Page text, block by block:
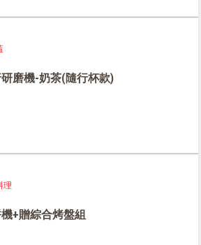
磨機-奶茶(隨行杯款)
理
+贈綜合烤盤組